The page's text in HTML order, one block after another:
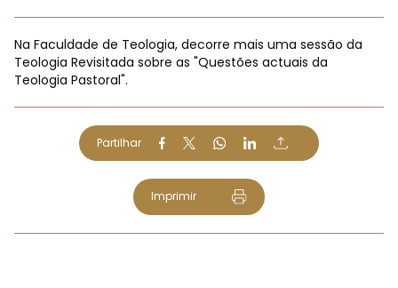
Na Faculdade de Teologia, decorre mais uma sessão da
Teologia Revisitada sobre as "Questões actuais da
Teologia Pastoral".
Partilhar
Imprimir